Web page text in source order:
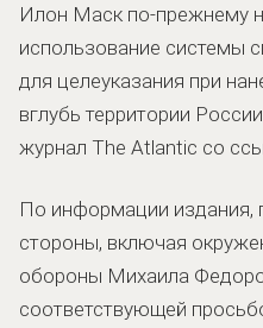
Илон Маск по-прежнему
использование системы
для целеуказания при
вглубь территории
журнал The Atlantic со
По информации издания,
стороны, включая
обороны Михаила
соответствующей